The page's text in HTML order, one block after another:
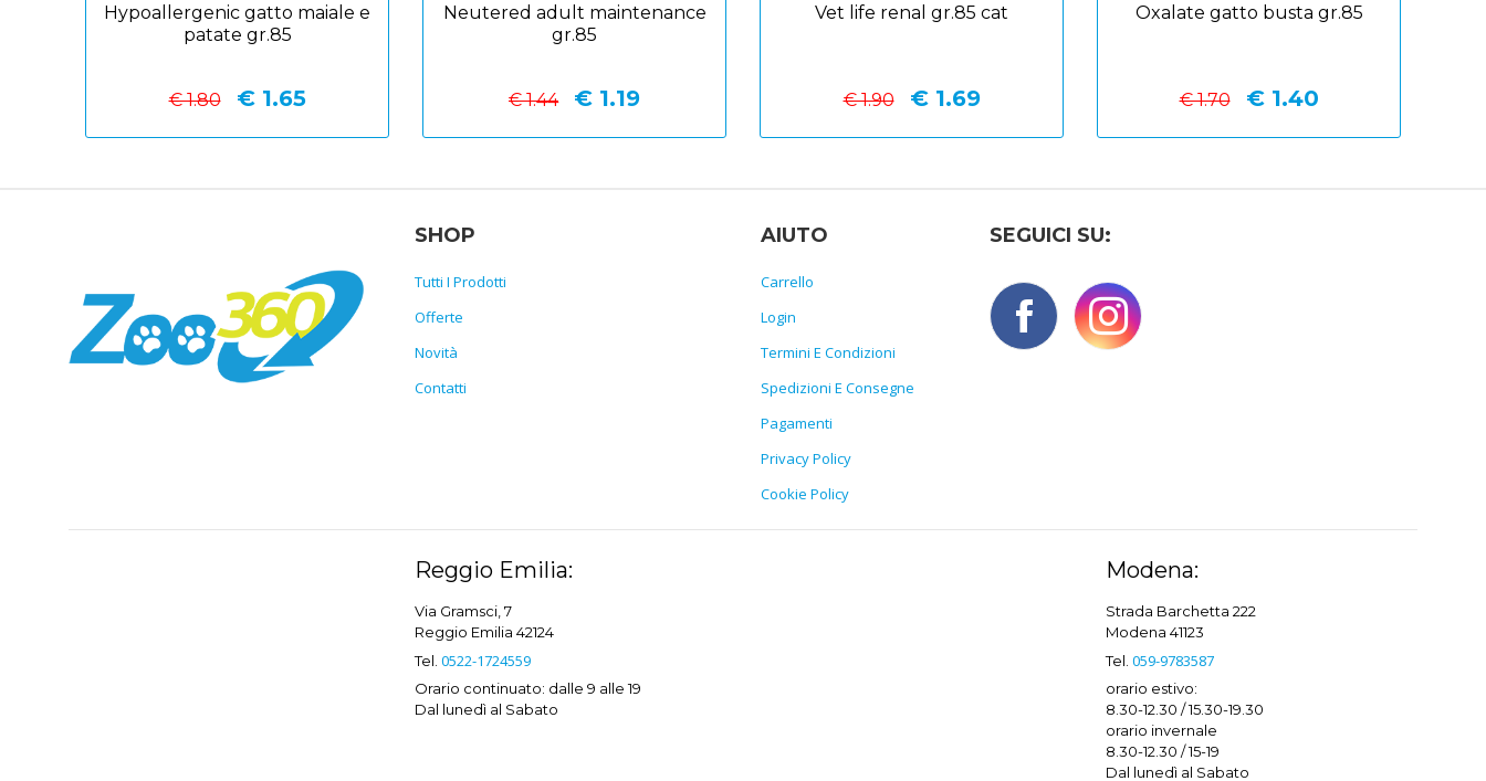
Hypoallergenic gatto maiale e
patate gr.85
€ 1.80 € 1.65
Neutered adult maintenance
gr.85
€ 1.44 € 1.19
Vet life renal gr.85 cat
€ 1.90 € 1.69
Oxalate gatto busta gr.85
€ 1.70 € 1.40
SHOP
Tutti I Prodotti
Offerte
Novità
Contatti
AIUTO
Carrello
Login
Termini E Condizioni
Spedizioni E Consegne
Pagamenti
Privacy Policy
Cookie Policy
SEGUICI SU:
Reggio Emilia:
Via Gramsci, 7
Reggio Emilia 42124
Tel. 0522-1724559
Orario continuato: dalle 9 alle 19
Dal lunedì al Sabato
Modena:
Strada Barchetta 222
Modena 41123
Tel. 059-9783587
orario estivo:
8.30-12.30 / 15.30-19.30
orario invernale
8.30-12.30 / 15-19
Dal lunedì al Sabato